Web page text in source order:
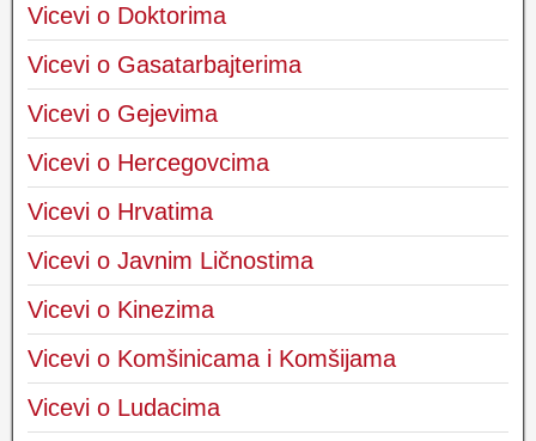
Vicevi o Doktorima
Vicevi o Gasatarbajterima
Vicevi o Gejevima
Vicevi o Hercegovcima
Vicevi o Hrvatima
Vicevi o Javnim Ličnostima
Vicevi o Kinezima
Vicevi o Komšinicama i Komšijama
Vicevi o Ludacima